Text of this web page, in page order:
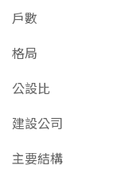
戶數
格局
公設比
建設公司
主要結構